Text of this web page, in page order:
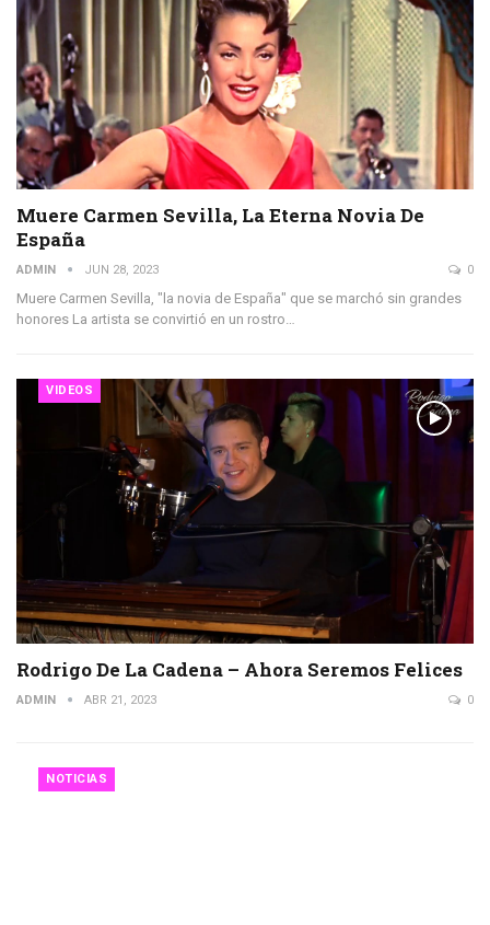
Muere Carmen Sevilla, La Eterna Novia De
España
ADMIN JUN 28, 2023 0
Muere Carmen Sevilla, "la novia de España" que se marchó sin grandes
honores La artista se convirtió en un rostro…
VIDEOS
Rodrigo De La Cadena – Ahora Seremos Felices
ADMIN ABR 21, 2023 0
NOTICIAS